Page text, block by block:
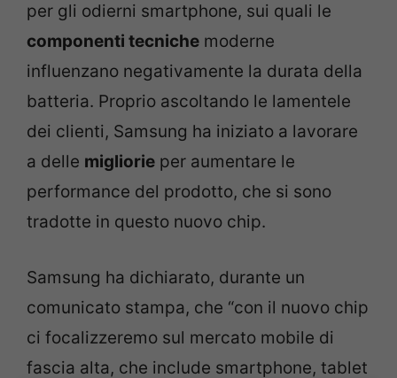
per gli odierni smartphone, sui quali le
componenti tecniche moderne
influenzano negativamente la durata della
batteria. Proprio ascoltando le lamentele
dei clienti, Samsung ha iniziato a lavorare
a delle migliorie per aumentare le
performance del prodotto, che si sono
tradotte in questo nuovo chip.
Samsung ha dichiarato, durante un
comunicato stampa, che “con il nuovo chip
ci focalizzeremo sul mercato mobile di
fascia alta, che include smartphone, tablet